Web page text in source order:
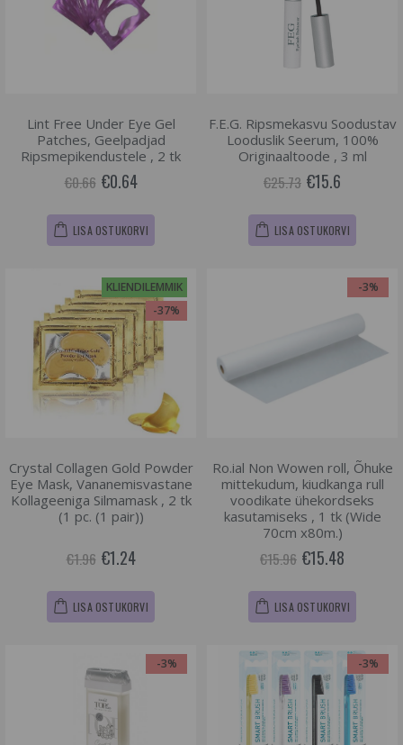
Lint Free Under Eye Gel
Patches, Geelpadjad
Ripsmepikendustele , 2 tk
€0.66 €0.64
LISA OSTUKORVI
F.E.G. Ripsmekasvu Soodustav
Looduslik Seerum, 100%
Originaaltoode , 3 ml
€25.73 €15.6
LISA OSTUKORVI
KLIENDILEMMIK
-37%
Crystal Collagen Gold Powder
Eye Mask, Vananemisvastane
Kollageeniga Silmamask , 2 tk
(1 pc. (1 pair))
€1.96 €1.24
LISA OSTUKORVI
-3%
Ro.ial Non Wowen roll, Õhuke
mittekudum, kiudkanga rull
voodikate ühekordseks
kasutamiseks , 1 tk (Wide
70cm x80m.)
€15.96 €15.48
LISA OSTUKORVI
-3% -3%